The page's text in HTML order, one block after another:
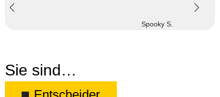
Spooky S.
Sie sind…